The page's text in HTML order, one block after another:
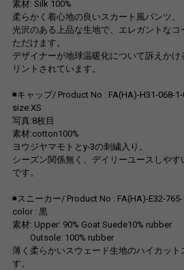
素材: Silk 100%
柔らかく着心地の良いスカート風パンツ。
光沢のある上品な生地で、エレガントな
ただけます。
デザイナーが地球温暖化について訴えか
リントされています。
◾️キャップ/ Product No : FA(HA)-H31-068-1-
size:XS
写真:8枚目
素材:cotton100%
ヨウジヤマモトとy-3の刺繍入り。
シーズン関係無く、デイリーユースしや
です。
◾️スニーカー/ Product No : FA(HA)-E32-765-
color : 黒
素材: Upper: 90% Goat Suede10% rubber
Outsole: 100% rubber
薄く柔らかいスウェード生地のハイカッ
す。